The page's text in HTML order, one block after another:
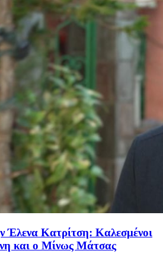
Έλενα Κατρίτση: Καλεσμένοι
και ο Μίνως Μάτσας